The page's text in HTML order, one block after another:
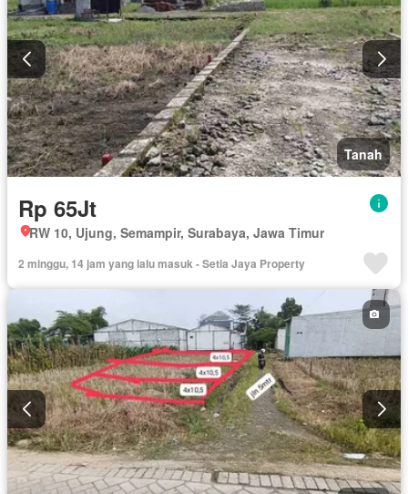
Tanah
Rp 65Jt
RW 10, Ujung, Semampir, Surabaya, Jawa Timur
2 minggu, 14 jam yang lalu masuk - Setia Jaya Property